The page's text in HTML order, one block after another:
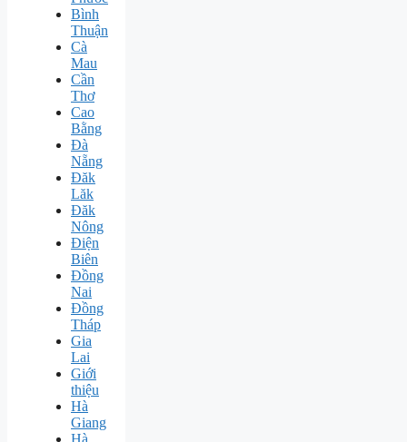
Bình
Thuận
Cà
Mau
Cần
Thơ
Cao
Bằng
Đà
Nẵng
Đăk
Lăk
Đăk
Nông
Điện
Biên
Đồng
Nai
Đồng
Tháp
Gia
Lai
Giới
thiệu
Hà
Giang